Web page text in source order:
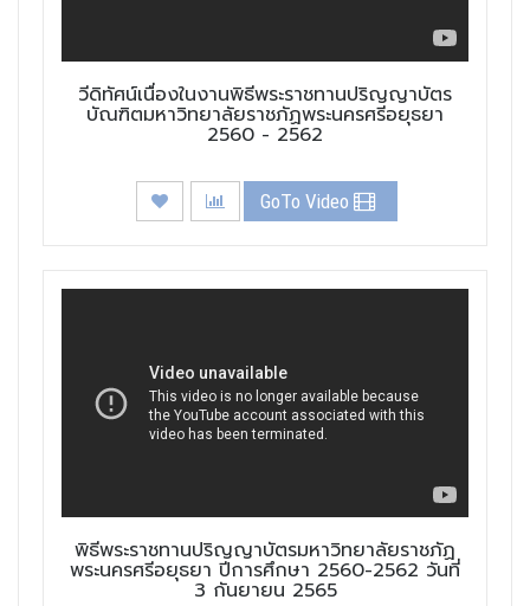
วีดิทัศน์เนื่องในงานพิธีพระราชทานปริญญาบัตร
บัณฑิตมหาวิทยาลัยราชภัฏพระนครศรีอยุธยา
2560 - 2562
GoTo Video
พิธีพระราชทานปริญญาบัตรมหาวิทยาลัยราชภัฏ
พระนครศรีอยุธยา ปีการศึกษา 2560-2562 วันที่
3 กันยายน 2565